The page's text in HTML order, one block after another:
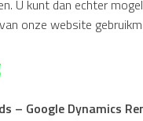
U kunt dan echter
onze website
– Google Dynamics